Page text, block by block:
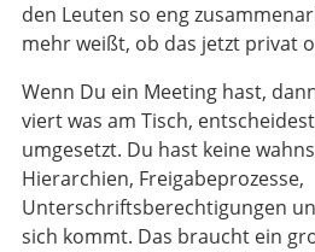
den Leuten so eng
mehr weißt, ob das jetzt privat
Wenn Du ein Meeting hast,
viert was am Tisch,
umgesetzt. Du hast keine
Hierarchien, Freigabeprozesse,
Unterschriftsberechtigungen
sich kommt. Das braucht ein